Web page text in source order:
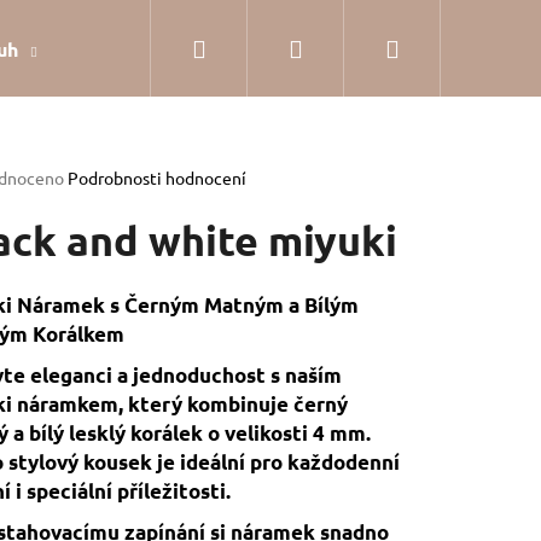
Dárkové balení Hodnocení obchodu
Přihlášení
Podrobnosti hodnocení
and white miyuki
Náramek s Černým Matným a Bílým
Korálkem
eleganci a jednoduchost s naším
náramkem, který kombinuje černý
a bílý lesklý korálek o velikosti 4 mm.
stylový kousek je ideální pro každodenní
i speciální příležitosti.
zapínání si náramek snadno